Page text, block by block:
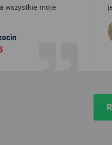
jesteście super!